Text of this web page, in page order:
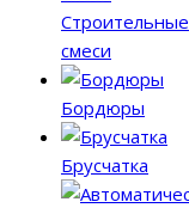
Строительные
смеси
Бордюры
Брусчатка